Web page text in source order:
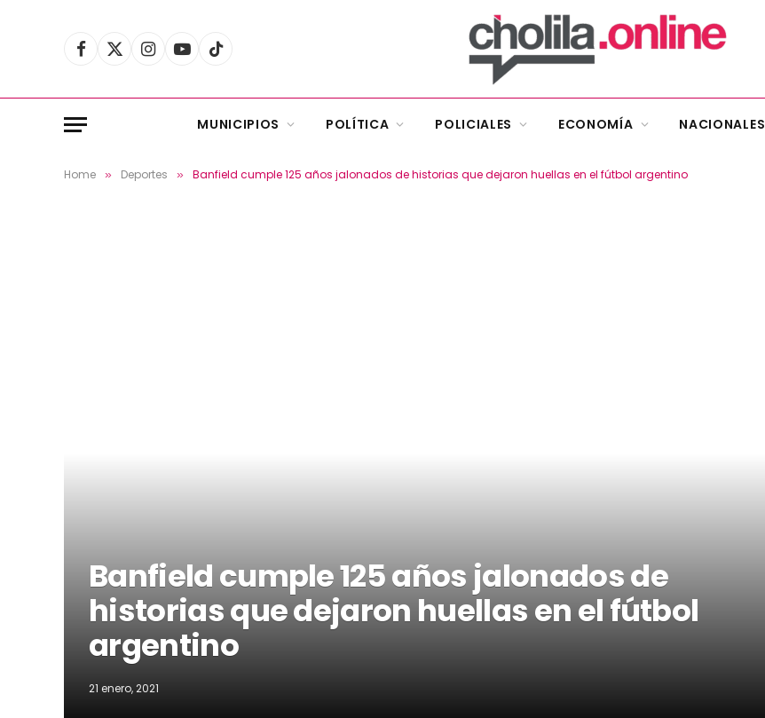
Facebook
X
Instagram
YouTubeTikTok
MUNICIPIOS POLÍTICA POLICIALES ECONOMÍA NACIONALES
Home » Deportes » Banfield cumple 125 años jalonados de historias que dejaron huellas en el fútbol argentino
Banfield cumple 125 años jalonados de
historias que dejaron huellas en el fútbol
argentino
21 enero, 2021